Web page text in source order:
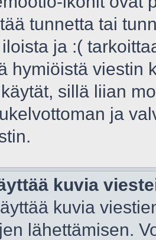
tunnetta tai
ja :(
hymiöistä viestin
sillä liian
ja
kuvia
kuvia
lähettämisen.